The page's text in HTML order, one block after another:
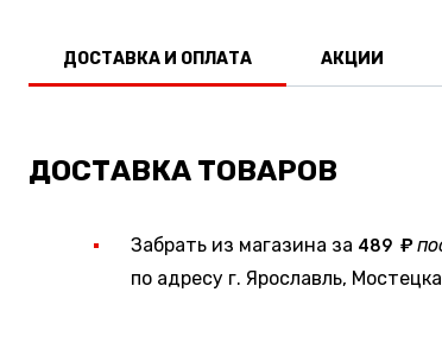
ДОСТАВКА И ОПЛАТА АКЦИИ
ДОСТАВКА ТОВАРОВ
Забрать из магазина за 489
по адресу г. Ярославль,